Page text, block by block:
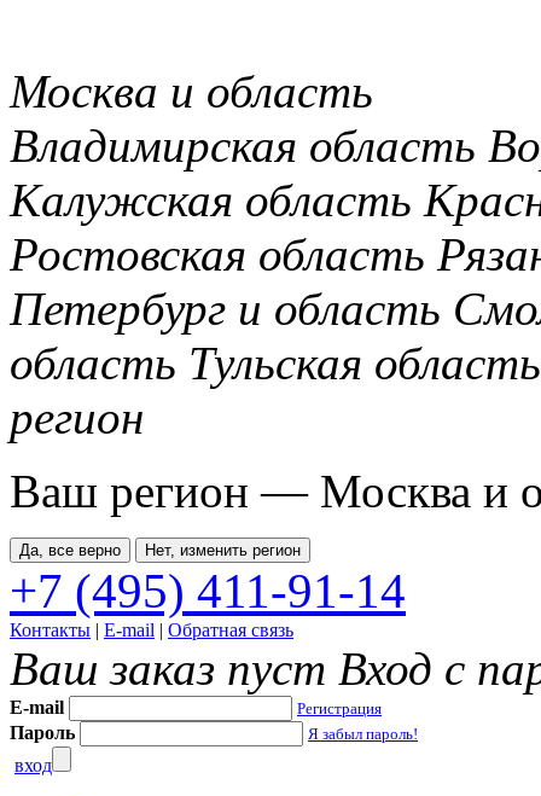
Москва и область
Владимирская область
Калужская область
Ростовская область
Петербург и область
область Тульская область
регион
Ваш регион — Москва и
Да, все верно Нет, изменить регион
+7 (495) 411-91-14
Контакты | E-mail | Обратная связь
Ваш заказ пуст Вход с
E-mail Регистрация
Пароль Я забыл пароль!
вход